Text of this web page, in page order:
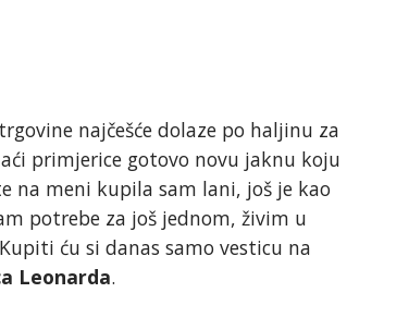
najčešće dolaze po haljinu za
primjerice gotovo novu jaknu koju
na meni kupila sam lani, još je kao
potrebe za još jednom, živim u
ću si danas samo vesticu na
Leonarda.